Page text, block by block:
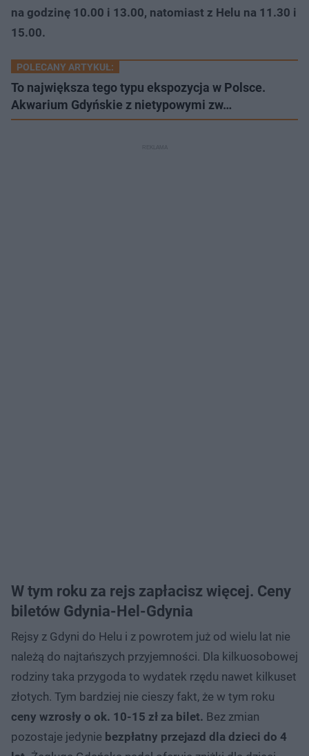
na godzinę 10.00 i 13.00, natomiast z Helu na 11.30 i
15.00.
POLECANY ARTYKUŁ:
To największa tego typu ekspozycja w Polsce.
Akwarium Gdyńskie z nietypowymi zw…
W tym roku za rejs zapłacisz więcej. Ceny
biletów Gdynia-Hel-Gdynia
Rejsy z Gdyni do Helu i z powrotem już od wielu lat nie
należą do najtańszych przyjemności. Dla kilkuosobowej
rodziny taka przygoda to wydatek rzędu nawet kilkuset
złotych. Tym bardziej nie cieszy fakt, że w tym roku
ceny wzrosły o ok. 10-15 zł za bilet. Bez zmian
pozostaje jedynie bezpłatny przejazd dla dzieci do 4